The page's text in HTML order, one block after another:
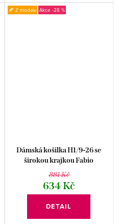
🍂 Z modalu -28 %
Dámská košilka H1/9-26 se
širokou krajkou Fabio
881 Kč
634 Kč
DETAIL